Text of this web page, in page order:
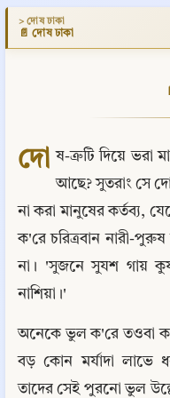
> দোষ ঢাকা
📄 দোষ ঢাকা
দো ষ-ত্রুটি দিয়ে ভরা
আছে? সুতরাং সে
না করা মানুষের কর্তব্য,
ক'রে চরিত্রবান নারী-
না। 'সুজনে সুযশ গায়
নাশিয়া।'
অনেকে ভুল ক'রে তওবা
বড় কোন মর্যাদা লাভে
তাদের সেই পুরনো ভুল